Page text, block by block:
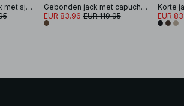
Korte jas van wolmix met sjaaldetail
Gebonden jack met capuchondetail
EUR 83.96 EUR 119.95 EUR